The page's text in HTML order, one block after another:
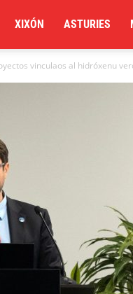
XIXÓN ASTURIES
vinculaos al hidróxenu